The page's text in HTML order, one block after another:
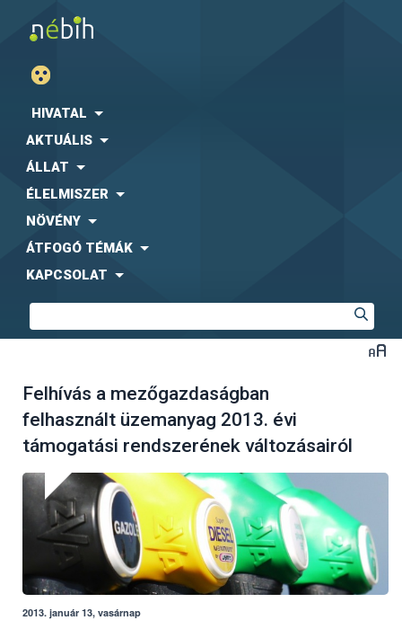
HIVATAL
AKTUÁLIS
ÁLLAT
ÉLELMISZER
NÖVÉNY
ÁTFOGÓ TÉMÁK
KAPCSOLAT
Felhívás a mezőgazdaságban
felhasznált üzemanyag 2013. évi
támogatási rendszerének változásairól
2013. január 13, vasárnap